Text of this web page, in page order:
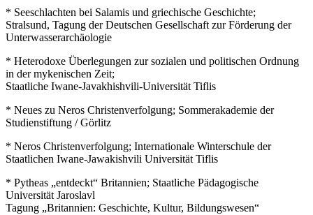
* Seeschlachten bei Salamis und griechische Geschichte;
Stralsund, Tagung der Deutschen Gesellschaft zur Förderung der
Unterwasserarchäologie
* Heterodoxe Überlegungen zur sozialen und politischen Ordnung
in der mykenischen Zeit;
Staatliche Iwane-Javakhishvili-Universität Tiflis
* Neues zu Neros Christenverfolgung; Sommerakademie der
Studienstiftung / Görlitz
* Neros Christenverfolgung; Internationale Winterschule der
Staatlichen Iwane-Jawakishvili Universität Tiflis
* Pytheas „entdeckt“ Britannien; Staatliche Pädagogische
Universität Jaroslavl
Tagung „Britannien: Geschichte, Kultur, Bildungswesen“